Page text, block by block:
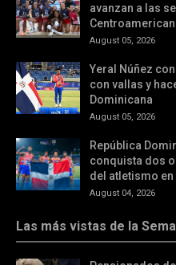
avanzan a las
August 05, 2026
Yeral Núñez
con vallas y
Dominicana
August 05, 2026
República
conquista dos
del atletismo
August 04, 2026
Las más vistas de la